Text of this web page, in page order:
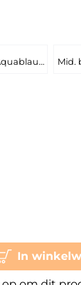
Aquablauw Mid.
In